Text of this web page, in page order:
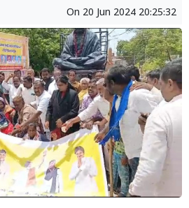
On 20 Jun 2024 20:25:32